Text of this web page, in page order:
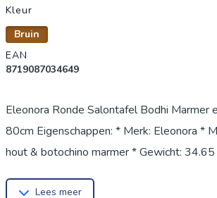
Kleur
Bruin
EAN
8719087034649
Eleonora Ronde Salontafel Bodhi Marmer
80cm Eigenschappen: * Merk: Eleonora *
hout & botochino marmer * Gewicht: 34.65
Lees meer